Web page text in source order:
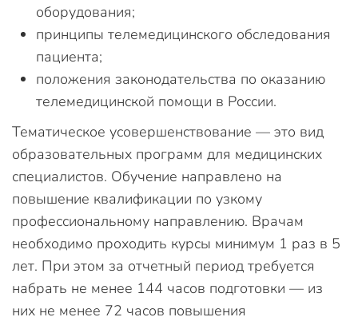
оборудования;
принципы телемедицинского обследования
пациента;
положения законодательства по оказанию
телемедицинской помощи в России.
Тематическое усовершенствование — это вид
образовательных программ для медицинских
специалистов. Обучение направлено на
повышение квалификации по узкому
профессиональному направлению. Врачам
необходимо проходить курсы минимум 1 раз в 5
лет. При этом за отчетный период требуется
набрать не менее 144 часов подготовки — из
них не менее 72 часов повышения